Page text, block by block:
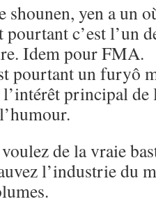
shounen, yen a un
pourtant c’est l’un
Idem pour FMA.
pourtant un furyô
principal de
de la vraie
l’industrie du